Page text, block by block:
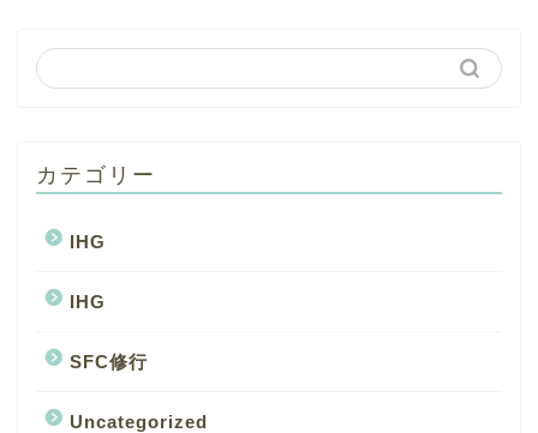
カテゴリー
IHG
IHG
SFC修行
Uncategorized